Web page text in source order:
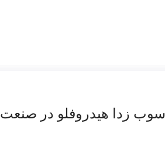
زدا هیدروفلو در صنعت